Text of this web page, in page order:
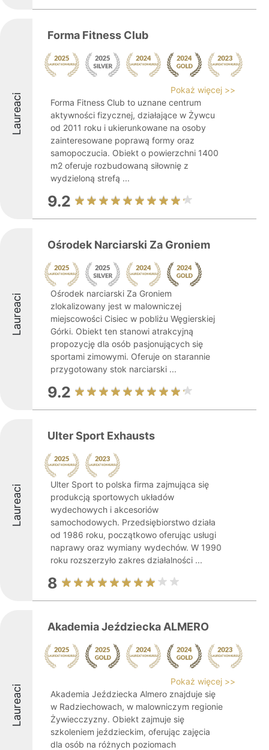
Laureaci
Forma Fitness Club
Pokaż więcej >>
Forma Fitness Club to uznane centrum
aktywności fizycznej, działające w Żywcu
od 2011 roku i ukierunkowane na osoby
zainteresowane poprawą formy oraz
samopoczucia. Obiekt o powierzchni 1400
m2 oferuje rozbudowaną siłownię z
wydzieloną strefą ...
9.2
Laureaci
Ośrodek Narciarski Za Groniem
Ośrodek narciarski Za Groniem
zlokalizowany jest w malowniczej
miejscowości Cisiec w pobliżu Węgierskiej
Górki. Obiekt ten stanowi atrakcyjną
propozycję dla osób pasjonujących się
sportami zimowymi. Oferuje on starannie
przygotowany stok narciarski ...
9.2
Laureaci
Ulter Sport Exhausts
Ulter Sport to polska firma zajmująca się
produkcją sportowych układów
wydechowych i akcesoriów
samochodowych. Przedsiębiorstwo działa
od 1986 roku, początkowo oferując usługi
naprawy oraz wymiany wydechów. W 1990
roku rozszerzyło zakres działalności ...
8
Laureaci
Akademia Jeździecka ALMERO
Pokaż więcej >>
Akademia Jeździecka Almero znajduje się
w Radziechowach, w malowniczym regionie
Żywiecczyzny. Obiekt zajmuje się
szkoleniem jeździeckim, oferując zajęcia
dla osób na różnych poziomach